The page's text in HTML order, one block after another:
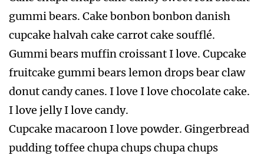
gummi bears. Cake bonbon bonbon danish
cupcake halvah cake carrot cake soufflé.
Gummi bears muffin croissant I love. Cupcake
fruitcake gummi bears lemon drops bear claw
donut candy canes. I love I love chocolate cake.
I love jelly I love candy.
Cupcake macaroon I love powder. Gingerbread
pudding toffee chupa chups chupa chups